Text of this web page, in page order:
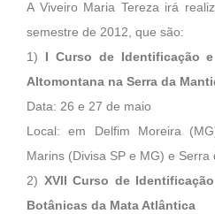
A Viveiro Maria Tereza irá
semestre de 2012, que são:
1)
I Curso de Identificação
Altomontana na Serra da
Data: 26 e 27 de maio
Local: em Delfim Moreira
Marins (Divisa SP e MG) e Serra
2) XVII Curso de
Botânicas da Mata Atlântica